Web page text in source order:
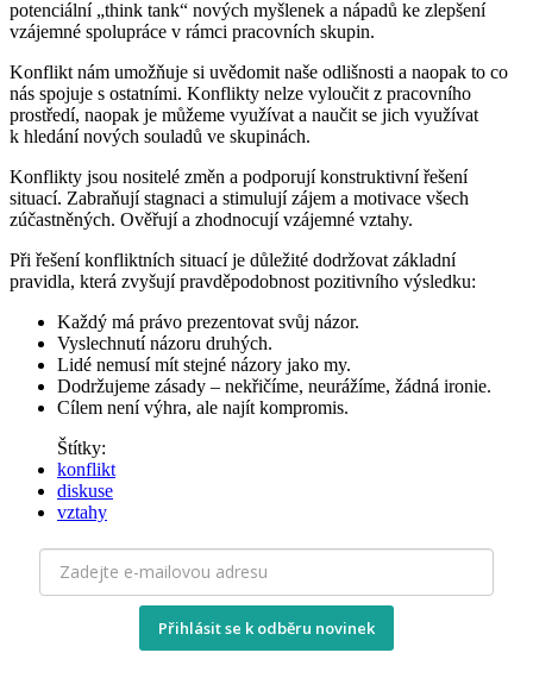
potenciální „think tank“ nových myšlenek a nápadů ke zlepšení
vzájemné spolupráce v rámci pracovních skupin.
Konflikt nám umožňuje si uvědomit naše odlišnosti a naopak to co
nás spojuje s ostatními. Konflikty nelze vyloučit z pracovního
prostředí, naopak je můžeme využívat a naučit se jich využívat
k hledání nových souladů ve skupinách.
Konflikty jsou nositelé změn a podporují konstruktivní řešení
situací. Zabraňují stagnaci a stimulují zájem a motivace všech
zúčastněných. Ověřují a zhodnocují vzájemné vztahy.
Při řešení konfliktních situací je důležité dodržovat základní
pravidla, která zvyšují pravděpodobnost pozitivního výsledku:
Každý má právo prezentovat svůj názor.
Vyslechnutí názoru druhých.
Lidé nemusí mít stejné názory jako my.
Dodržujeme zásady – nekřičíme, neurážíme, žádná ironie.
Cílem není výhra, ale najít kompromis.
Štítky:
konflikt
diskuse
vztahy
Přihlásit se k odběru novinek